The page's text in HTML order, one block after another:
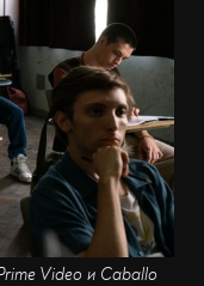
Video и Caballo